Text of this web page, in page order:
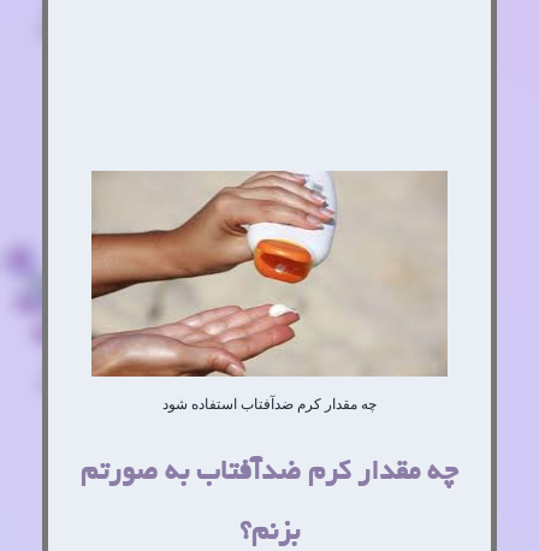
چه مقدار کرم ضدآفتاب استفاده شود
چه مقدار کرم ضدآفتاب به صورتم
بزنم؟